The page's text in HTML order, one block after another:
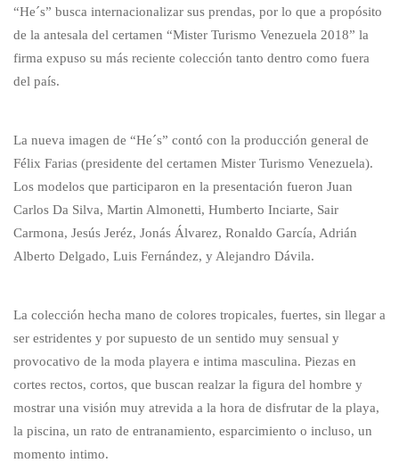
“He´s” busca internacionalizar sus prendas, por lo que a propósito
de la antesala del certamen “Mister Turismo Venezuela 2018” la
firma expuso su más reciente colección tanto dentro como fuera
del país.
La nueva imagen de “He´s” contó con la producción general de
Félix Farias (presidente del certamen Mister Turismo Venezuela).
Los modelos que participaron en la presentación fueron Juan
Carlos Da Silva, Martin Almonetti, Humberto Inciarte, Sair
Carmona, Jesús Jeréz, Jonás Álvarez, Ronaldo García, Adrián
Alberto Delgado, Luis Fernández, y Alejandro Dávila.
La colección hecha mano de colores tropicales, fuertes, sin llegar a
ser estridentes y por supuesto de un sentido muy sensual y
provocativo de la moda playera e intima masculina. Piezas en
cortes rectos, cortos, que buscan realzar la figura del hombre y
mostrar una visión muy atrevida a la hora de disfrutar de la playa,
la piscina, un rato de entranamiento, esparcimiento o incluso, un
momento intimo.